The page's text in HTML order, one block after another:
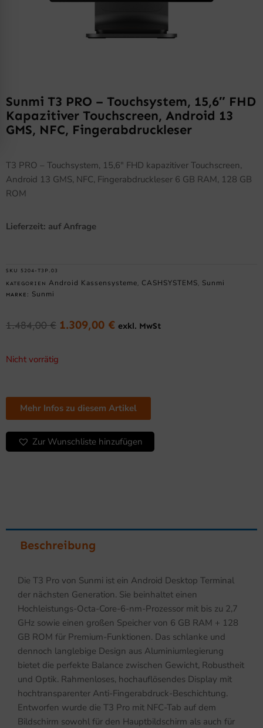
Sunmi T3 PRO – Touchsystem, 15,6″ FHD
Kapazitiver Touchscreen, Android 13
GMS, NFC, Fingerabdruckleser
T3 PRO – Touchsystem, 15,6″ FHD kapazitiver Touchscreen,
Android 13 GMS, NFC, Fingerabdruckleser 6 GB RAM, 128 GB
ROM
Lieferzeit: auf Anfrage
SKU 5204-T3P.03
KATEGORIEN Android Kassensysteme , CASHSYSTEMS , Sunmi
MARKE: Sunmi
1.484,00€ Ursprünglicher
1.309,00 € Aktueller
exkl. MwSt
Nicht vorrätig
Mehr Infos zu diesem Artikel
Zur Wunschliste hinzufügen
Beschreibung
Die T3 Pro von Sunmi ist ein Android Desktop Terminal
der nächsten Generation. Sie beinhaltet einen
Hochleistungs-Octa-Core-6-nm-Prozessor mit bis zu 2,7
GHz sowie einen großen Speicher von 6 GB RAM + 128
GB ROM für Premium-Funktionen. Das schlanke und
dennoch langlebige Design aus Aluminiumlegierung
bietet die perfekte Balance zwischen Gewicht, Robustheit
und Optik. Rahmenloses, hochauflösendes Display mit
hochtransparenter Anti-Fingerabdruck-Beschichtung.
Entworfen wurde die T3 Pro mit NFC-Tab auf dem
Bildschirm sowohl für den Hauptbildschirm als auch für